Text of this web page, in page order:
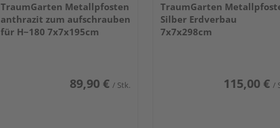
TraumGarten Metallpfosten
anthrazit zum aufschrauben
für H~180 7x7x195cm
89,90 € / Stk.
TraumGarten
Silber Erdverbau
7x7x298cm
115,00 € /